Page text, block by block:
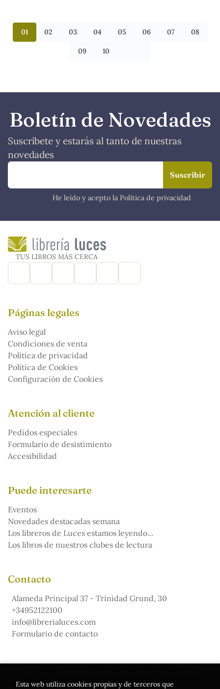
01 02 03 04 05 06 07 08
09 10
Boletín de Novedades
Suscríbete y estarás al tanto de nuestras
novedades
He leído y acepto la Política de privacidad
TUS LIBROS MÁS CERCA
Páginas legales
Aviso legal
Condiciones de venta
Política de privacidad
Política de Cookies
Configuración de Cookies
Atención al cliente
Pedidos especiales
Formulario de desistimiento
Accesibilidad
Puede interesarte
Eventos
Novedades destacadas semana
Los libreros de Luces estamos leyendo...
Los libros de nuestros clubes de lectura
Contacto
Alameda Principal 37 - Trinidad Grund, 30
+34952122100
info@librerialuces.com
Formulario de contacto
Esta web utiliza cookies propias y de terceros que